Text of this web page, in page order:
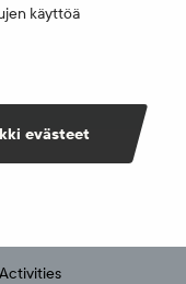
käyttöä
evästeet
Activities